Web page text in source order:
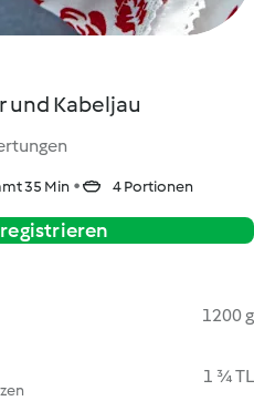
und Kabeljau
35 Min 4 Portionen
1200 g
1 ¾ TL